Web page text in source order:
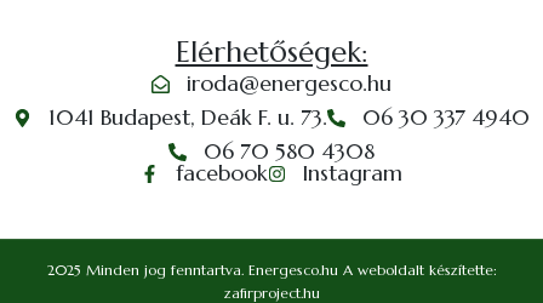
Elérhetőségek:
iroda@energesco.hu
1041 Budapest, Deák F. u. 73.
06 30 337 4940
06 70 580 4308
facebook Instagram
2025 Minden jog fenntartva. Energesco.hu A weboldalt készítette:
zafirproject.hu